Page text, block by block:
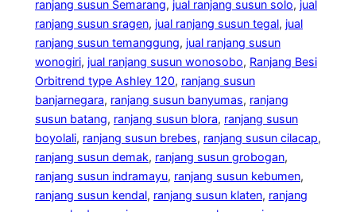
ranjang susun Semarang, jual ranjang susun solo, jual
ranjang susun sragen, jual ranjang susun tegal, jual
ranjang susun temanggung, jual ranjang susun
wonogiri, jual ranjang susun wonosobo, Ranjang Besi
Orbitrend type Ashley 120, ranjang susun
banjarnegara, ranjang susun banyumas, ranjang
susun batang, ranjang susun blora, ranjang susun
boyolali, ranjang susun brebes, ranjang susun cilacap
ranjang susun demak, ranjang susun grobogan
ranjang susun indramayu, ranjang susun kebumen
ranjang susun kendal, ranjang susun klaten, ranjang